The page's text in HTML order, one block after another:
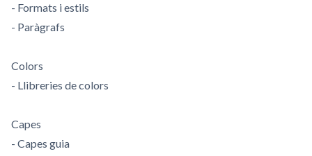
- Formats i estils
- Paràgrafs
Colors
- Llibreries de colors
Capes
- Capes guia